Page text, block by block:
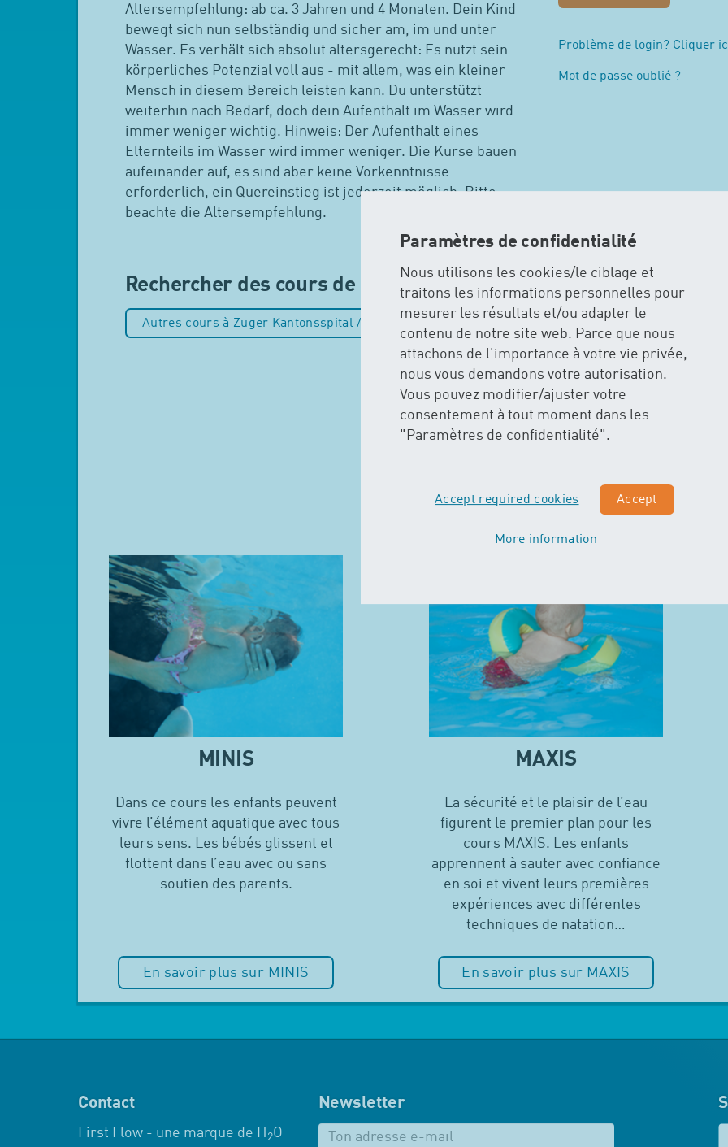
Paramètres de confidentialité
Nous utilisons les cookies/le ciblage et
traitons les informations personnelles pour
mesurer les résultats et/ou adapter le
contenu de notre site web. Parce que nous
attachons de l'importance à votre vie privée,
nous vous demandons votre autorisation.
Vous pouvez modifier/ajuster votre
consentement à tout moment dans les
"Paramètres de confidentialité".
Accept required cookies Accept
More information
Altersempfehlung: ab ca. 3 Jahren und 4 Monaten. Dein Kind
bewegt sich nun selbständig und sicher am, im und unter
Wasser. Es verhält sich absolut altersgerecht: Es nutzt sein
körperliches Potenzial voll aus - mit allem, was ein kleiner
Mensch in diesem Bereich leisten kann. Du unterstützt
weiterhin nach Bedarf, doch dein Aufenthalt im Wasser wird
immer weniger wichtig. Hinweis: Der Aufenthalt eines
Elternteils im Wasser wird immer weniger. Die Kurse bauen
aufeinander auf, es sind aber keine Vorkenntnisse
erforderlich, ein Quereinstieg ist jederzeit möglich. Bitte
beachte die Altersempfehlung.
Problème de login? Cliquer
Mot de passe oublié ?
Rechercher des cours de natation pour bébés
Autres cours à Zuger Kantonsspital AG Baar Tous cours
MINIS
Dans ce cours les enfants peuvent
vivre l’élément aquatique avec tous
leurs sens. Les bébés glissent et
flottent dans l’eau avec ou sans
soutien des parents.
En savoir plus sur MINIS
MAXIS
La sécurité et le plaisir de l’eau
figurent le premier plan pour les
cours MAXIS. Les enfants
apprennent à sauter avec confiance
en soi et vivent leurs premières
expériences avec différentes
techniques de natation…
En savoir plus sur MAXIS
Contact
First Flow - une marque de H 2O
Newsletter